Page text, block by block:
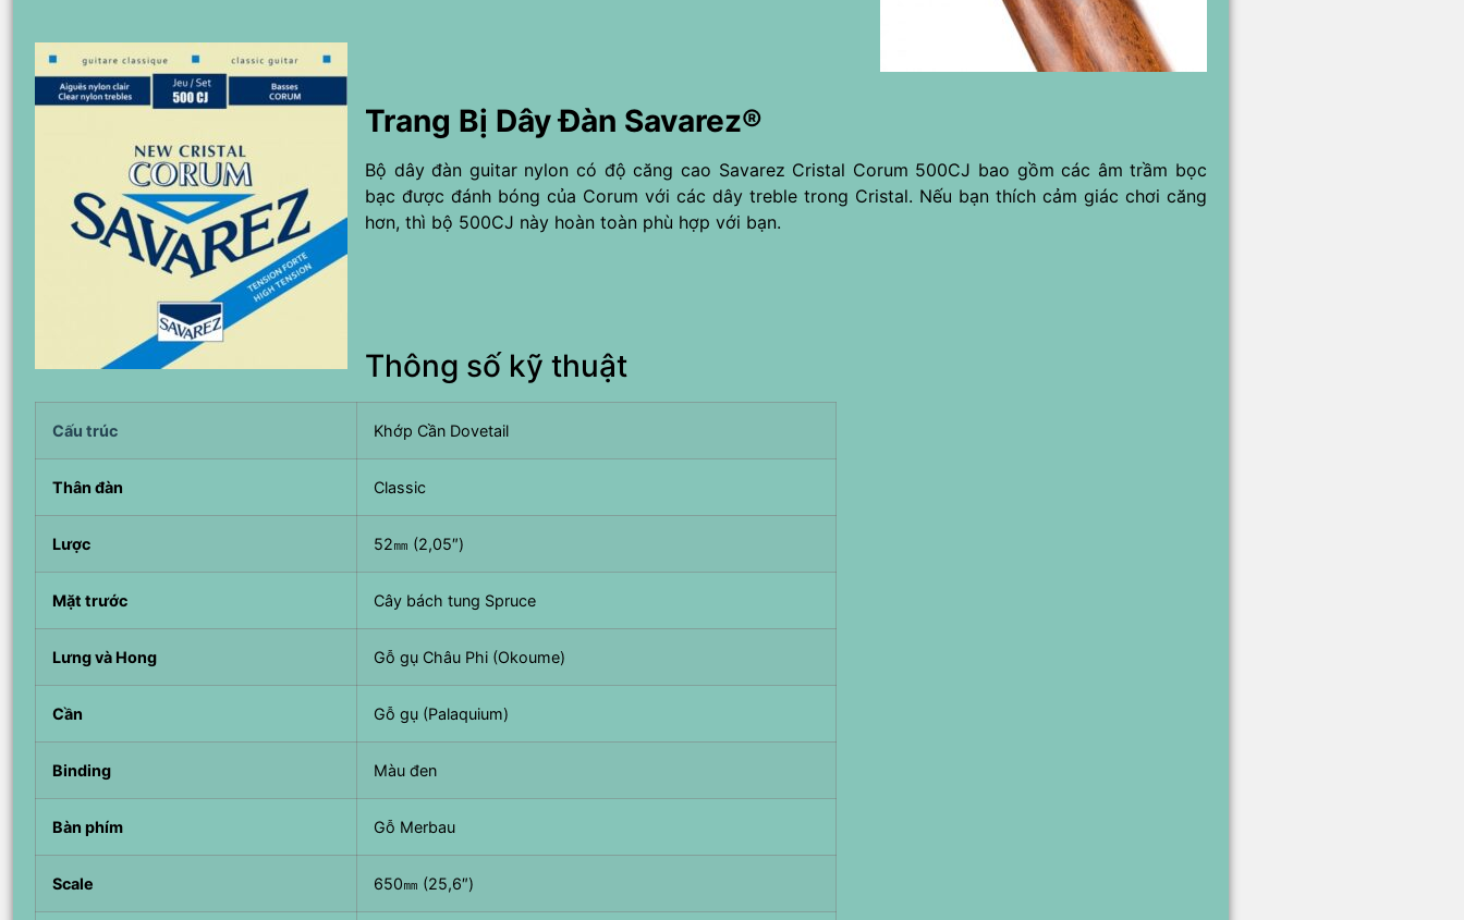
Trang Bị Dây Đàn Savarez®
Bộ dây đàn guitar nylon có độ căng cao Savarez Cristal Corum 500CJ bao gồm các âm trầm bọc
bạc được đánh bóng của Corum với các dây treble trong Cristal. Nếu bạn thích cảm giác chơi căng
hơn, thì bộ 500CJ này hoàn toàn phù hợp với bạn.
Thông số kỹ thuật
Cấu trúc Khớp Cần Dovetail
Thân đàn Classic
Lược 52㎜ (2,05″)
Mặt trước Cây bách tung Spruce
Lưng và Hong Gỗ gụ Châu Phi (Okoume)
Cần Gỗ gụ (Palaquium)
Binding Màu đen
Bàn phím Gỗ Merbau
Scale 650㎜ (25,6″)